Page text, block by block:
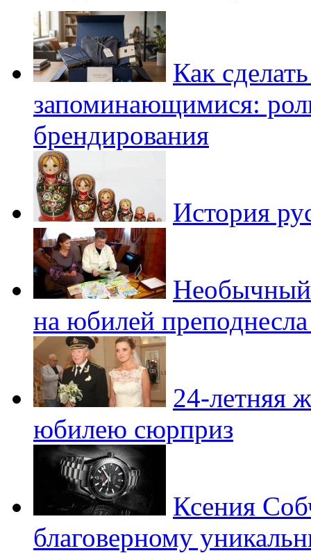
Как
запоминающимися:
брендирования
История
Необычный
на юбилей преподнесла
24-летняя
юбилею сюрприз
Ксения
благоверному